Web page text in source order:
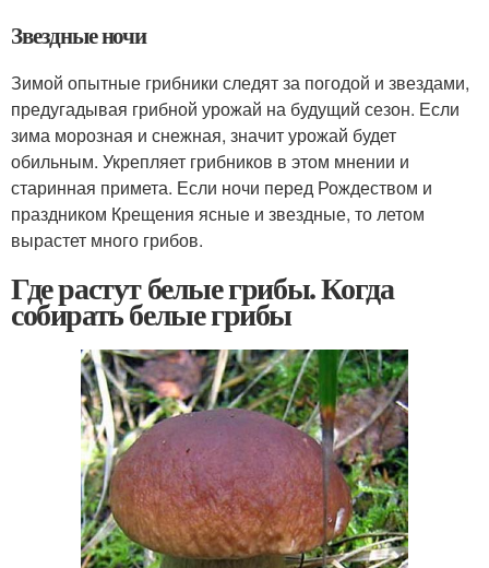
Звездные ночи
Зимой опытные грибники следят за погодой и звездами,
предугадывая грибной урожай на будущий сезон. Если
зима морозная и снежная, значит урожай будет
обильным. Укрепляет грибников в этом мнении и
старинная примета. Если ночи перед Рождеством и
праздником Крещения ясные и звездные, то летом
вырастет много грибов.
Где растут белые грибы. Когда
собирать белые грибы